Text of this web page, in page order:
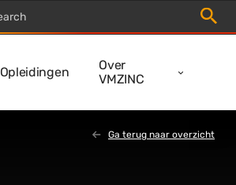
Opleidingen
Over
VMZINC
Ga terug naar overzicht